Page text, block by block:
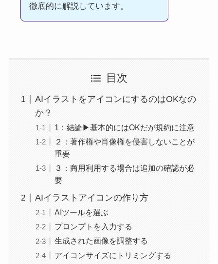
徹底的に解説しています。
目次
AIイラストをアイコンにするのはOKなの
か？
1：結論▶︎基本的にはOKだが規約に注意
２：著作権や肖像権を侵害しないことが
重要
３：商用利用する場合は追加の確認が必
要
AIイラストアイコンの作り方
AIツールを選ぶ
プロンプトを入力する
生成された画像を調整する
アイコンサイズにトリミングする